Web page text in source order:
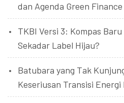
dan Agenda Green Finance
TKBI Versi 3: Kompas
Sekadar Label Hijau?
Batubara yang Tak
Keseriusan Transisi Energi